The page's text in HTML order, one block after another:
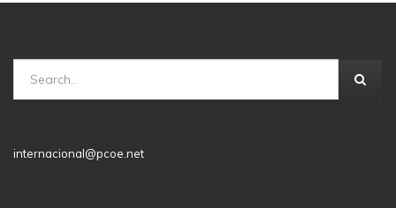
internacional@pcoe.net